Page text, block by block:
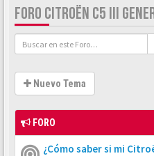
FORO CITROËN C5 III
Nuevo Tema
FORO
¿Cómo saber si mi